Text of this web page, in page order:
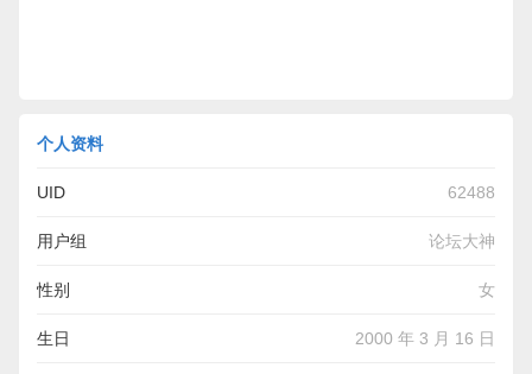
个人资料
UID 62488
用户组 论坛大神
性别 女
生日 2000 年 3 月 16 日